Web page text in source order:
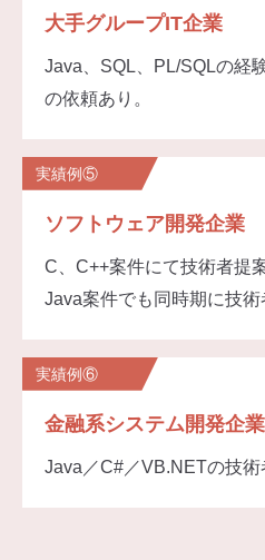
大手グループIT企業
Java、SQL、PL/SQLの経
の依頼あり。
実績例⑤
ソフトウェア開発企業
C、C++案件にて技術者提
Java案件でも同時期に技術
実績例⑥
金融系システム開発企業
Java／C#／VB.NETの技術